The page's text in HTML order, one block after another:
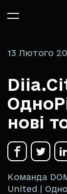
13 Лютого
нові
Команда
United |